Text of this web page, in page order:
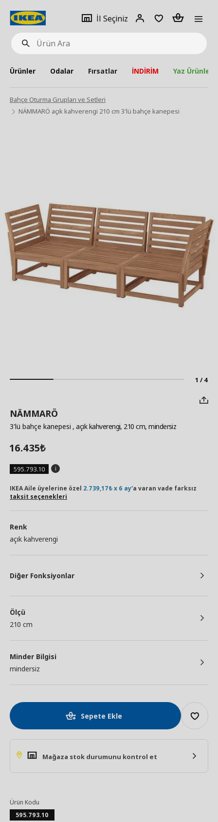
Ürün
Ara
İl Seçiniz
Giriş
Adet
Ürünler Odalar Fırsatlar İNDİRİM Yaz Ürünleri
Bahçe Oturma Grupları ve Setleri
NÄMMARÖ açık kahverengi 210 cm 3'lü bahçe kanepesi
1 / 4
NÄMMARÖ
3'lü bahçe kanepesi , açık kahverengi, 210 cm, mindersiz
16.435₺
595.793.10
IKEA Aile üyelerine özel 2.739,17₺ x 6 ay'a varan vade farksız
taksit seçenekleri
Renk
açık kahverengi
Diğer Fonksiyonlar
Ölçü
210 cm
Minder Bilgisi
mindersiz
Sepete Ekle
Mağaza stok durumunu kontrol et
Ürün Kodu
595.793.10